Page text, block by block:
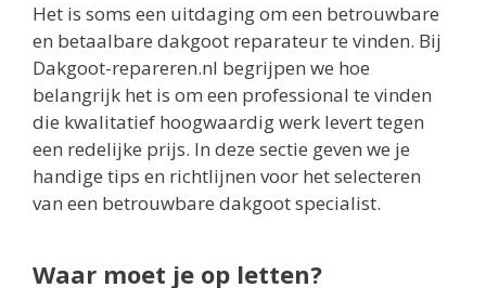
Het is soms een uitdaging om een betrouwbare
en betaalbare dakgoot reparateur te vinden. Bij
Dakgoot-repareren.nl begrijpen we hoe
belangrijk het is om een professional te vinden
die kwalitatief hoogwaardig werk levert tegen
een redelijke prijs. In deze sectie geven we je
handige tips en richtlijnen voor het selecteren
van een betrouwbare dakgoot specialist.
Waar moet je op letten?